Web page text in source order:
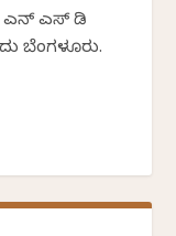
ಎನ್ ಎಸ್ ಡಿ
ಬೆಂಗಳೂರು.